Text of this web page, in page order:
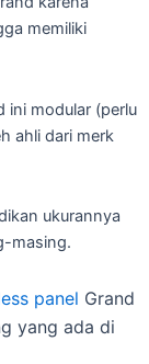
memiliki
ini modular (perlu
ahli dari merk
ukurannya
masing.
panel Grand
yang ada di